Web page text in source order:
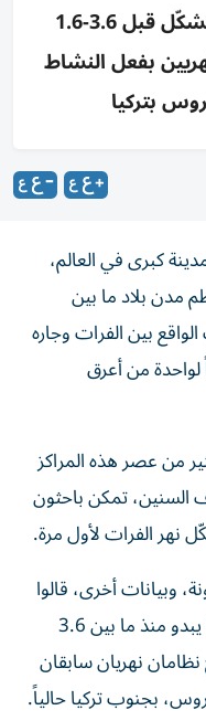
باحثون يكشفون أن الفرات تشكّل قبل 3.6-1.6
بفعل النشاط
بتركيا
كبرى في العالم،
مدن بلاد ما بين
بين الفرات وجاره
لواحدة من أعرق
من عصر ‌هذه المراكز
السنين، تمكن باحثون
نهر الفرات لأول مرة.
وبيانات أخرى، قالوا
إن نهر الفرات ظهر إلى الوجود على ما يبدو منذ ما بين ‌3.6
نظامان ‌نهريان سابقان
بجنوب تركيا حالياً.